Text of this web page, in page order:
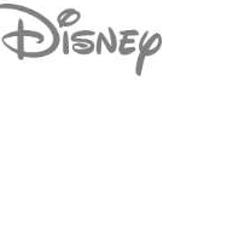
La Pandilla Granadilla